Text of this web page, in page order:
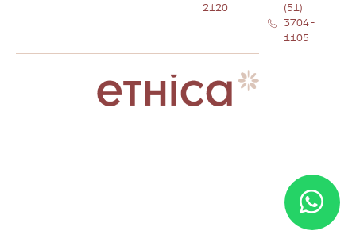
2120
(51)
3704-
1105